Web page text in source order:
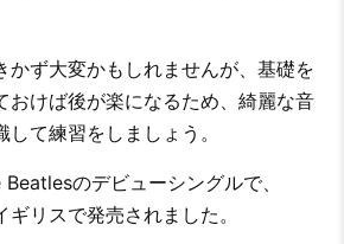
かず大変かもしれませんが、基礎を
おけば後が楽になるため、綺麗な音
て練習をしましょう。
のデビューシングルで、
リスで発売されました。